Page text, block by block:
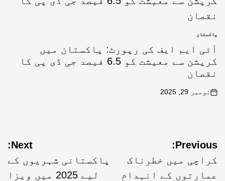
پاکستان
آئی ایم ایف کی رپورٹ: پاکستان میں
کرپشن سے معیشت کو 6.5 فیصد جی ڈی پی کا
نقصان
نومبر 29, 2025
Previous:
کراچی میں خطرناک
عمارتوں کے انہدام
Next:
پاکستانی شہریوں کے
لیے 2025 میں ویزا